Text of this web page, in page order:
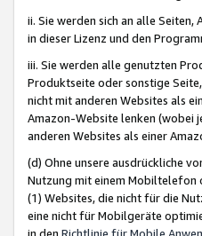
ii. Sie werden sich an alle
in dieser Lizenz und den
iii. Sie werden alle genutzten
Produktseite oder sonstige
nicht mit anderen Websites als
Amazon-Website lenken (wobei
anderen Websites als einer
(d) Ohne unsere ausdrückliche
Nutzung mit einem Mobiltelefon
(1) Websites, die nicht für die
eine nicht für Mobilgeräte
in den Richtlinie für Mobile